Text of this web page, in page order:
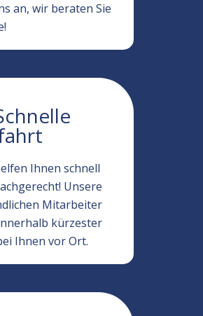
an, wir beraten Sie
Ihnen schnell
Unsere
Mitarbeiter
kürzester
Ihnen vor Ort.